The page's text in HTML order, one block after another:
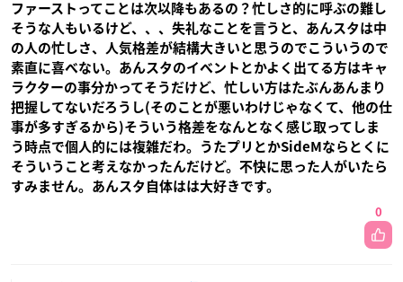
ファーストってことは次以降もあるの？忙しさ的に呼ぶの難し
そうな人もいるけど、、、失礼なことを言うと、あんスタは中
の人の忙しさ、人気格差が結構大きいと思うのでこういうので
素直に喜べない。あんスタのイベントとかよく出てる方はキャ
ラクターの事分かってそうだけど、忙しい方はたぶんあんまり
把握してないだろうし(そのことが悪いわけじゃなくて、他の仕
事が多すぎるから)そういう格差をなんとなく感じ取ってしま
う時点で個人的には複雑だわ。うたプリとかSideMならとくに
そういうこと考えなかったんだけど。不快に思った人がいたら
すみません。あんスタ自体はは大好きです。
0